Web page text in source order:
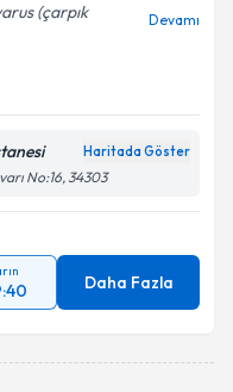
(çarpık
Devamı
Haritada Göster
No:16, 34303
Daha Fazla